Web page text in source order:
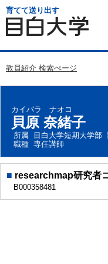
育てて送り出す
教員紹介 検索ぺージ
カイバラ ナオコ
貝原 奈緒子
所属
目白大学短期大学部
職種 専任講師
■ researchmap研究者
B000358481